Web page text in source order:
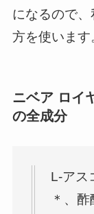
になるので
方を使います
ニベア ロイ
の全成分
L-アス
＊、